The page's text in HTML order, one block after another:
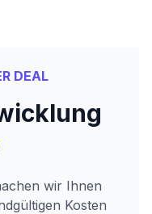
DEAL
wir Ihnen
Kosten